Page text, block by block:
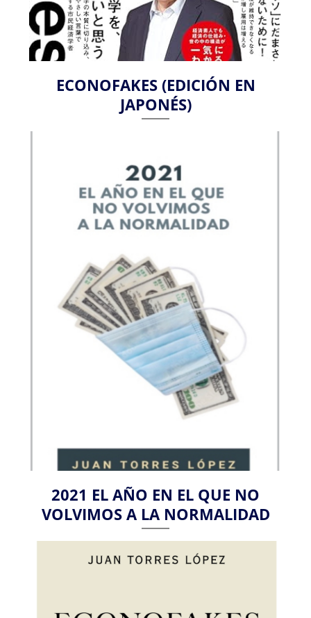
ECONOFAKES (EDICIÓN EN
JAPONÉS)
2021 EL AÑO EN EL QUE NO
VOLVIMOS A LA NORMALIDAD